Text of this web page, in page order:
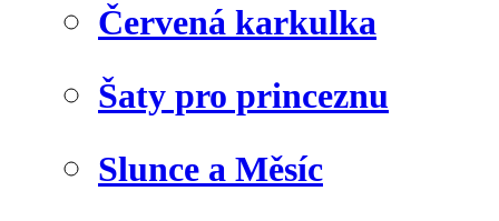
Červená karkulka
Šaty pro princeznu
Slunce a Měsíc